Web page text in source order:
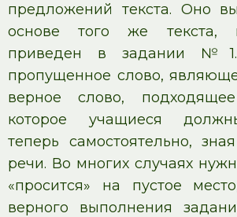
предложений текста. Оно
основе того же текста,
приведен в задании №1.
пропущенное слово,
верное слово,
которое учащиеся
теперь самостоятельно,
речи. Во многих случаях
«просится» на пустое
верного выполнения